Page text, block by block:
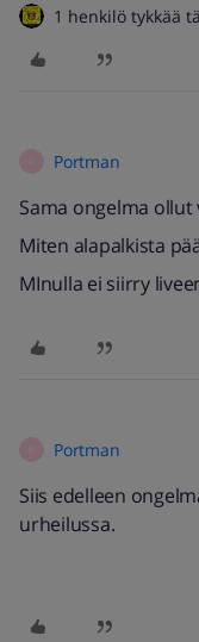
1 henkilö tykkää
Portman
Sama ongelma ollut
Miten alapalkista
MInulla ei siirry
Portman
Siis edelleen
urheilussa.